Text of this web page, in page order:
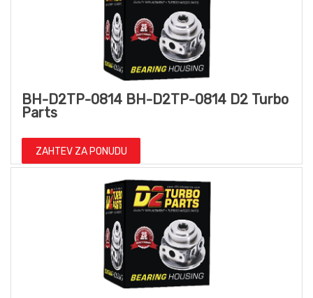
BH-D2TP-0814 BH-D2TP-0814 D2 Turbo
Parts
ZAHTEV ZA PONUDU